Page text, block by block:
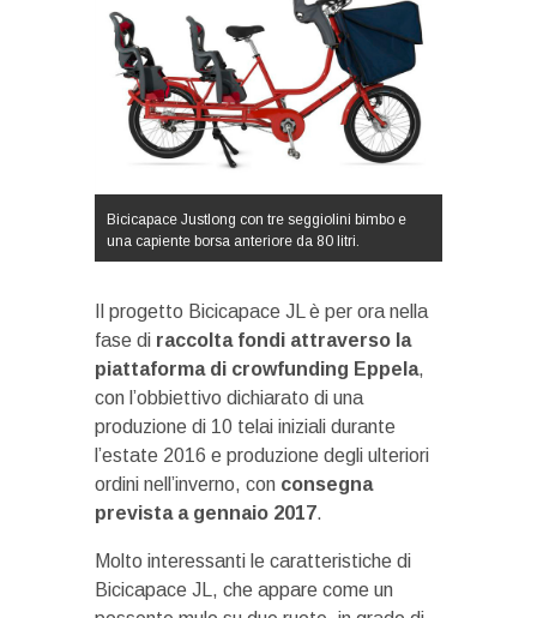
Bicicapace Justlong con tre seggiolini bimbo e
una capiente borsa anteriore da 80 litri.
Il progetto Bicicapace JL è per ora nella
fase di raccolta fondi attraverso la
piattaforma di crowfunding Eppela,
con l’obbiettivo dichiarato di una
produzione di 10 telai iniziali durante
l’estate 2016 e produzione degli ulteriori
ordini nell’inverno, con consegna
prevista a gennaio 2017.
Molto interessanti le caratteristiche di
Bicicapace JL, che appare come un